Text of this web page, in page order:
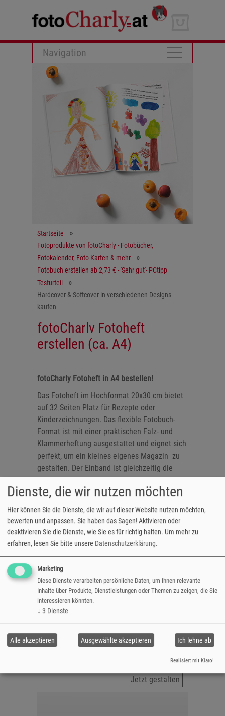
Navigation
Startseite
Fotoprodukte von fotoCharly - Fotobücher,
Fotokalender, Foto-Karten & mehr
Fotobuch erstellen ab 2,73 € - 'Sehr gut'- PCtipp
Testurteil
Hardcover & Softcover in verschiedenen Designs
kaufen
fotoCharlv Fotoheft
erstellen (ca. A4)
fotoCharly Fotoheft in A4 bestellen!
Das Fotoheft im Hochformat 20x30 cm bietet
auf 32 Seiten Platz für Rezepte oder
Kinderzeichnungen. Das flexible Fotobuch-
Format ist mit einer praktischen Falz- und
Klammerheftung ausgestattet und eignet sich
perfekt, um ein kleines eigenes Magazin zu
gestalten. Der Einband ist gleichzeitig die
erste Fotobuch-Seite und beliebig gestaltbar.
Perfekt als Firmenmagazin oder
Format: 20x30 cm
12 bis 32 Seiten Fotoheft erstellen
ausgearbeitet auf Laserdruckpapier
gestaltbares Cover
Hochformat
16 Seiten
€ 13,40
24 Seiten
€ 18,00
€ 22,40
Jetzt gestalten
Dienste, die wir nutzen möchten
Hier können Sie die Dienste, die wir auf dieser Website nutzen möchten,
bewerten und anpassen. Sie haben das Sagen! Aktivieren oder
deaktivieren Sie die Dienste, wie Sie es für richtig halten. Um mehr zu
erfahren, lesen Sie bitte unsere Datenschutzerklärung.
Marketing
Diese Dienste verarbeiten persönliche Daten, um Ihnen relevante
Inhalte über Produkte, Dienstleistungen oder Themen zu zeigen, die Sie
interessieren könnten.
↓ 3 Dienste
Ich lehne ab
Ausgewählte akzeptieren
Alle akzeptieren
Realisiert mit Klaro!